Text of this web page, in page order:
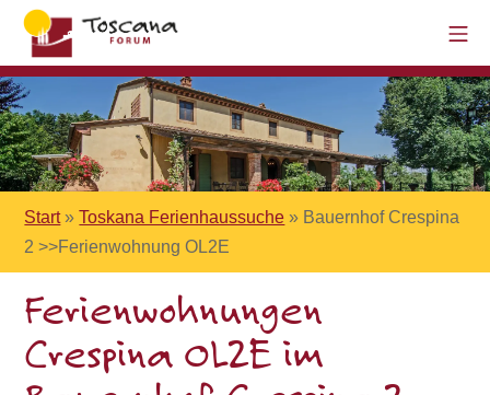
Start»Toskana Ferienhaussuche » Bauernhof Crespina
2 >>Ferienwohnung OL2E
Ferienwohnungen
Crespina OL2E im